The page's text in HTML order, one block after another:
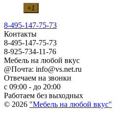
+1
8-495-147-75-73
Контакты
8-495-147-75-73
8-925-734-11-76
Мебель на любой вкус
@Почта: info@vs.net.ru
Отвечаем на звонки
с 09:00 - до 20:00
Работаем без выходных
© 2026 "Мебель на любой вкус"